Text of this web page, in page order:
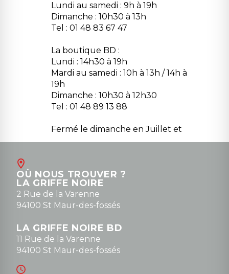
Lundi au samedi : 9h à 19h
Dimanche : 10h30 à 13h
Tel : 01 48 83 67 47
La boutique BD :
Lundi : 14h30 à 19h
Mardi au samedi : 10h à 13h / 14h à
19h
Dimanche : 10h30 à 12h30
Tel : 01 48 89 13 88
Fermé le dimanche en Juillet et
Août
contact@la-griffe-noire.com
0148836747
OÙ NOUS TROUVER ?
LA GRIFFE NOIRE
2 Rue de la Varenne
94100 St Maur-des-fossés
LA GRIFFE NOIRE BD
11 Rue de la Varenne
94100 St Maur-des-fossés